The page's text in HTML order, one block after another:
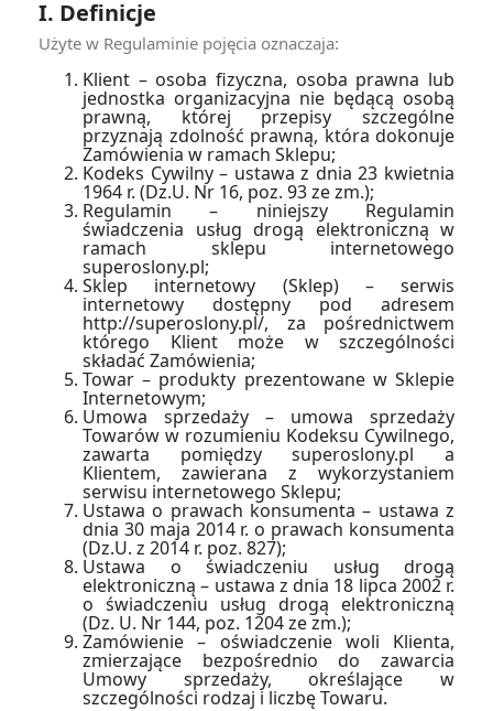
I. Definicje
Użyte w Regulaminie pojęcia oznaczaja:
Klient – osoba fizyczna, osoba prawna lub
jednostka organizacyjna nie będącą osobą
prawną, której przepisy szczególne
przyznają zdolność prawną, która dokonuje
Zamówienia w ramach Sklepu;
Kodeks Cywilny – ustawa z dnia 23 kwietnia
1964 r. (Dz.U. Nr 16, poz. 93 ze zm.);
Regulamin – niniejszy Regulamin
świadczenia usług drogą elektroniczną w
ramach sklepu internetowego
superoslony.pl;
Sklep internetowy (Sklep) – serwis
internetowy dostępny pod adresem
http://superoslony.pl/, za pośrednictwem
którego Klient może w szczególności
składać Zamówienia;
Towar – produkty prezentowane w Sklepie
Internetowym;
Umowa sprzedaży – umowa sprzedaży
Towarów w rozumieniu Kodeksu Cywilnego,
zawarta pomiędzy superoslony.pl a
Klientem, zawierana z wykorzystaniem
serwisu internetowego Sklepu;
Ustawa o prawach konsumenta – ustawa z
dnia 30 maja 2014 r. o prawach konsumenta
(Dz.U. z 2014 r. poz. 827);
Ustawa o świadczeniu usług drogą
elektroniczną – ustawa z dnia 18 lipca 2002 r.
o świadczeniu usług drogą elektroniczną
(Dz. U. Nr 144, poz. 1204 ze zm.);
Zamówienie – oświadczenie woli Klienta,
zmierzające bezpośrednio do zawarcia
Umowy sprzedaży, określające w
szczególności rodzaj i liczbę Towaru.